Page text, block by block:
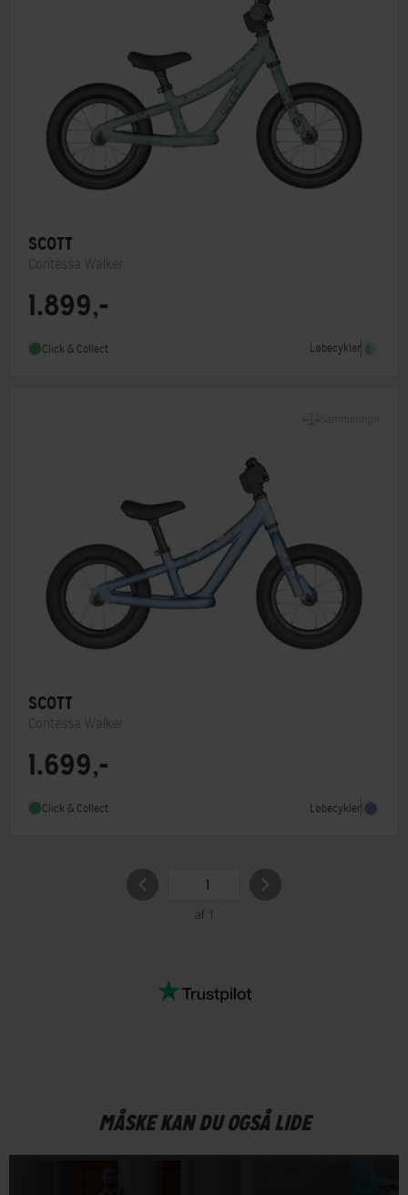
SCOTT
Contessa Walker
1.899,-
Click & Collect Løbecykler
SCOTT
Contessa Walker
1.699,-
Click & Collect Løbecykler
af 1
MÅSKE KAN DU OGSÅ LIDE